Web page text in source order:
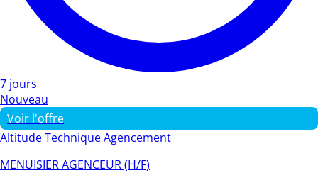
7 jours
Nouveau
Voir l'offre
Altitude Technique Agencement
MENUISIER AGENCEUR (H/F)